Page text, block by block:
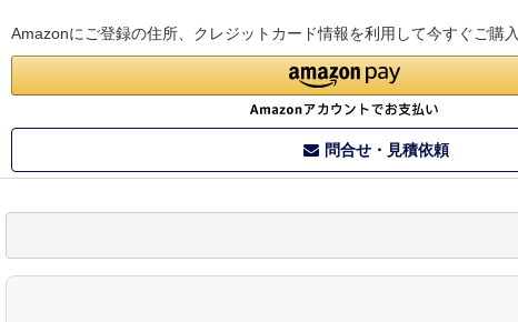
Amazonにご登録の住所、クレジットカード情報を利用して今すぐご購入
問合せ・見積依頼